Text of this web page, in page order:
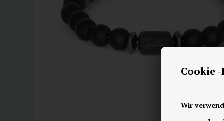
Cookie
Wir